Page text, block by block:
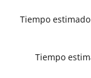
Tiempo
Tiempo